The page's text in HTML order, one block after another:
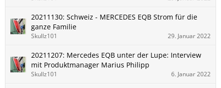
20211130: Schweiz - MERCEDES EQB Strom für die
ganze Familie
Skullz101 29. Januar 2022
20211207: Mercedes EQB unter der Lupe: Interview
mit Produktmanager Marius Philipp
Skullz101 6. Januar 2022